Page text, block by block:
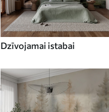
Dzīvojamai istabai